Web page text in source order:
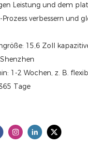
Leistung und dem
verbessern und
15,6 Zoll
1-2 Wochen, z. B.
Tage